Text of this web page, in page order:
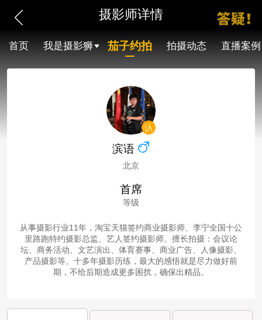
摄影师详情
首页 我是摄影狮 茄子约拍 拍摄动态 直播案例
滨语
北京
首席
等级
从事摄影行业11年，淘宝天猫签约商业摄影师、李宁全国十公
里路跑特约摄影总监、艺人签约摄影师。擅长拍摄：会议论
坛、商务活动、文艺演出、体育赛事、商业广告、人像摄影、
产品摄影等。十多年摄影历练，最大的感悟就是尽力做好前
期，不给后期造成更多困扰，确保出精品。